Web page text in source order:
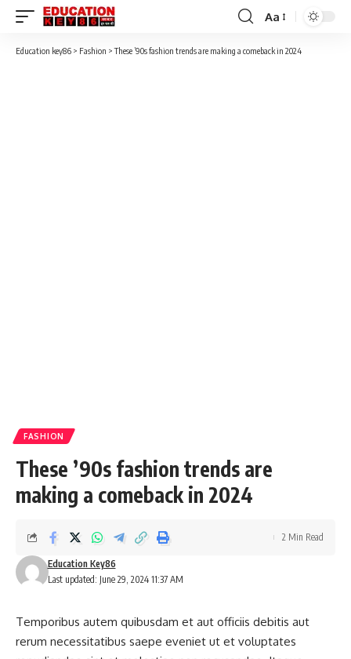
Font
Resizer
Aa
Education key86 > Fashion >These ’90s fashion trends are making a comeback in 2024
FASHION
These ’90s fashion trends are
making a comeback in 2024
Last updated: June 29, 2024 11:37 AM
Education Key86
2 Min Read
Temporibus autem quibusdam et aut officiis debitis aut
rerum necessitatibus saepe eveniet ut et voluptates